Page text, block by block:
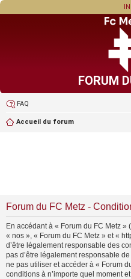
FORUM
FAQ
Accueil du forum
Forum du FC Metz -
En accédant à « Forum du FC Metz
« nos », « Forum du FC Metz » et «
d’être légalement responsable des
pas d’être légalement responsable
ne pas utiliser et accéder à « Forum
conditions à n’importe quel moment